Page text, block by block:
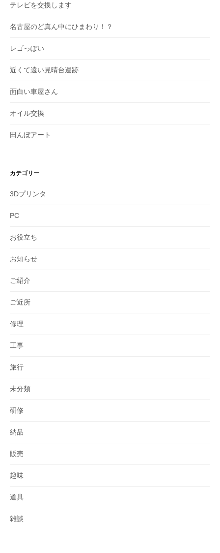
テレビを交換します
名古屋のど真ん中にひまわり！？
レゴっぽい
近くて遠い見晴台遺跡
面白い車屋さん
オイル交換
田んぼアート
カテゴリー
3Dプリンタ
PC
お役立ち
お知らせ
ご紹介
ご近所
修理
工事
旅行
未分類
研修
納品
販売
趣味
道具
雑談